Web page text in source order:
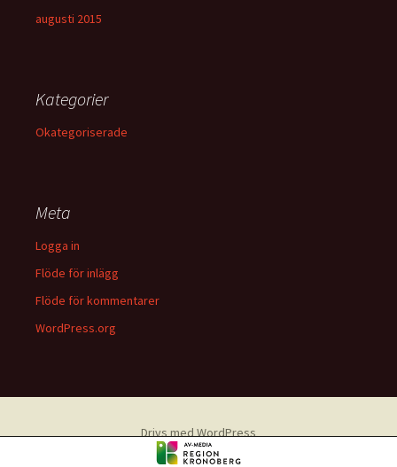
augusti 2015
Kategorier
Okategoriserade
Meta
Logga in
Flöde för inlägg
Flöde för kommentarer
WordPress.org
Drivs med WordPress